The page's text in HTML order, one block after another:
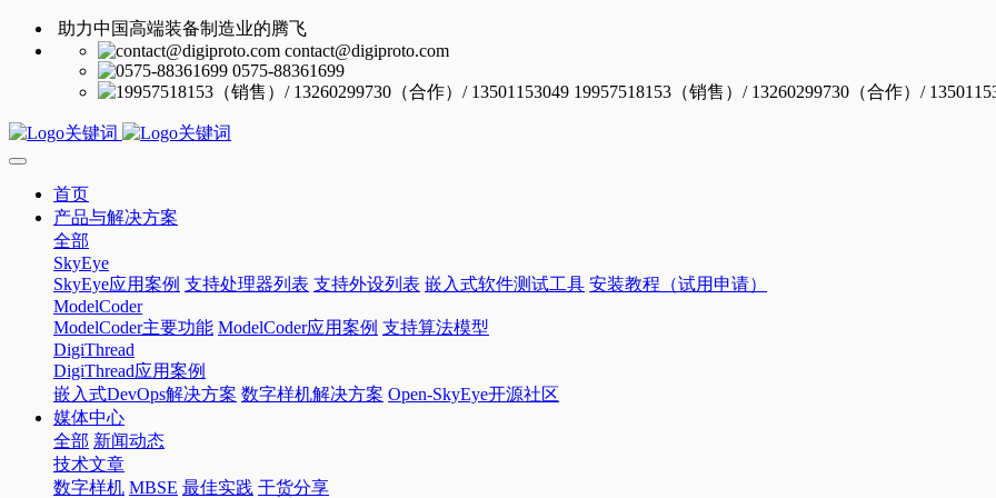
助力中国高端装备制造业的腾飞
contact@digiproto.com
0575-88361699
19957518153（销售）/ 13260299730（合作）/
首页
产品与解决方案
全部
SkyEye
SkyEye应用案例 支持处理器列表 支持外设列表 嵌入式软件测试工具 安装教程（试用申请）
ModelCoder
ModelCoder主要功能 ModelCoder应用案例 支持算法模型
DigiThread
DigiThread应用案例
嵌入式DevOps解决方案 数字样机解决方案 Open-SkyEye开源社区
媒体中心
全部 新闻动态
技术文章
数字样机 MBSE 最佳实践 干货分享